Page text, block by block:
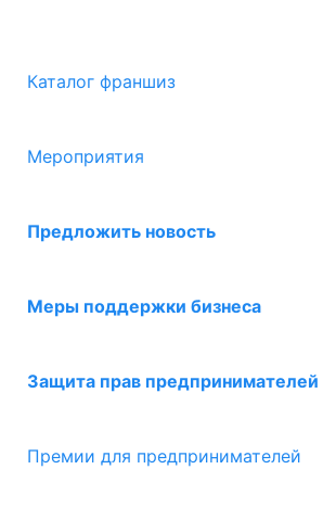
Каталог франшиз
Мероприятия
Предложить новость
Меры поддержки бизнеса
Защита прав предпринимателей
Премии для предпринимателей